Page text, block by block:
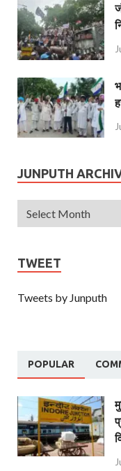
JUNPUTH
TWEET
Tweets by Junputh
POPULAR